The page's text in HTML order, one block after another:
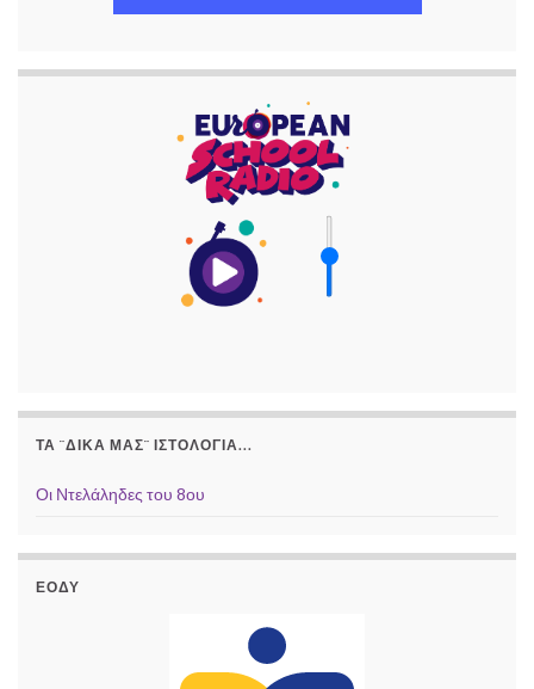
ΤΑ ¨ΔΙΚΆ ΜΑΣ¨ ΙΣΤΟΛΌΓΙΑ...
Οι Ντελάληδες του 8ου
ΕΟΔΥ